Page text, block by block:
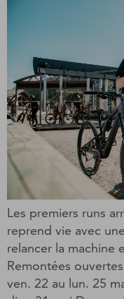
Les premiers runs
reprend vie avec
relancer la machine
Remontées
ven. 22 au lun. 25